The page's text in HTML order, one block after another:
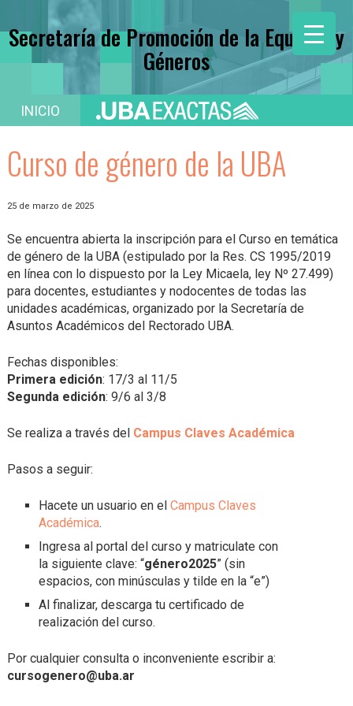
Secretaría de Promoción de la Equidad y
Géneros
INICIO
Curso de género de la UBA
25 de marzo de 2025
Se encuentra abierta la inscripción para el Curso en temática
de género de la UBA (estipulado por la Res. CS 1995/2019
en línea con lo dispuesto por la Ley Micaela, ley Nº 27.499)
para docentes, estudiantes y nodocentes de todas las
unidades académicas, organizado por la Secretaría de
Asuntos Académicos del Rectorado UBA.
Fechas disponibles:
Primera edición: 17/3 al 11/5
Segunda edición: 9/6 al 3/8
Se realiza a través del Campus Claves Académica
Pasos a seguir:
Hacete un usuario en el Campus Claves
Académica.
Ingresa al portal del curso y matriculate con
la siguiente clave: “género2025” (sin
espacios, con minúsculas y tilde en la “e”)
Al finalizar, descarga tu certificado de
realización del curso.
Por cualquier consulta o inconveniente escribir a:
cursogenero@uba.ar